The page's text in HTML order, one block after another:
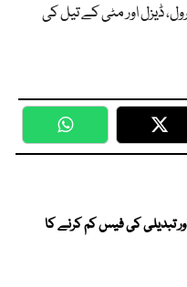
ڈیزل اور مٹی کے تیل کی
WhatsApp
تبدیلی کی فیس کم کرنے کا